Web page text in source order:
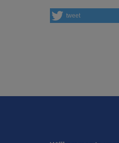
tweet